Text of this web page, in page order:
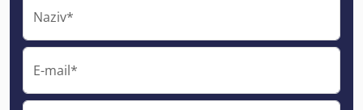
Naziv*
E-mail*